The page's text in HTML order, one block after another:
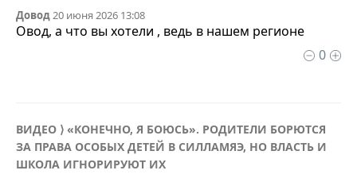
Довод20 июня 2026 13:08
Овод, а что вы хотели , ведь в нашем регионе
0
ВИДЕО ⟩ «КОНЕЧНО, Я БОЮСЬ». РОДИТЕЛИ БОРЮТСЯ
ЗА ПРАВА ОСОБЫХ ДЕТЕЙ В СИЛЛАМЯЭ, НО ВЛАСТЬ И
ШКОЛА ИГНОРИРУЮТ ИХ